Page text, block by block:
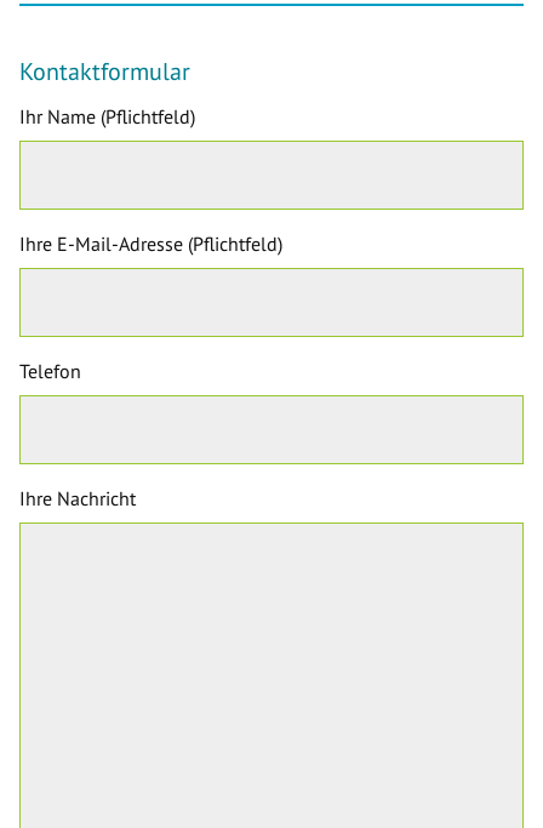
Kontaktformular
Ihr Name (Pflichtfeld)
Ihre E-Mail-Adresse (Pflichtfeld)
Telefon
Ihre Nachricht